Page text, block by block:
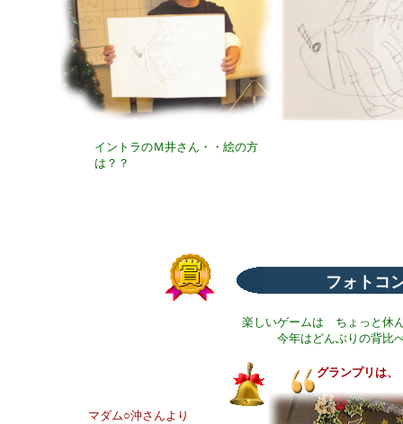
楽しいゲームは ちょっと休
今年はどんぶりの背比
フォトコ
マダム○沖さんより
グランプリは、
イントラのＭ井さん・・絵の方
は？？